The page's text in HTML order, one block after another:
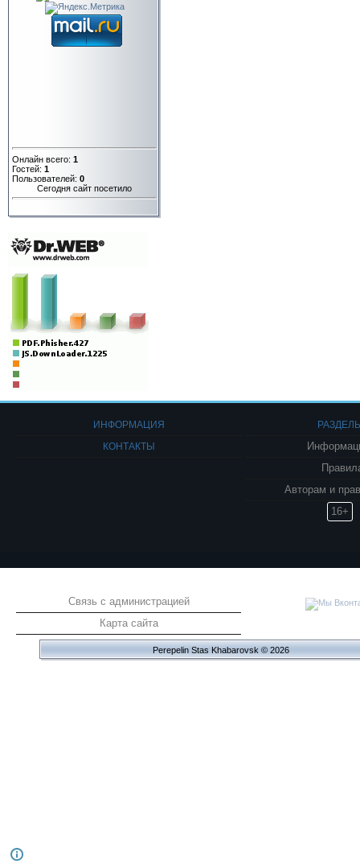
Онлайн всего: 1
Гостей: 1
Пользователей: 0
Сегодня сайт посетило
ИНФОРМАЦИЯ
КОНТАКТЫ
Авторам и
16+
Связь с администрацией
Карта сайта
Perepelin Stas Khabarovsk © 2026